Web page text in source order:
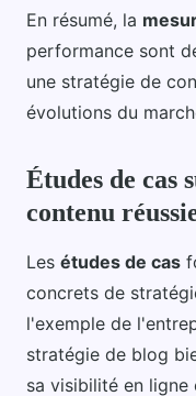
En résumé, la
performance sont
une stratégie de
évolutions du
Études de cas
contenu
Les études de cas
concrets de
l'exemple de
stratégie de blog
sa visibilité en ligne